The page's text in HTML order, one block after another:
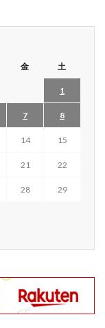
金 土
1
7 8
14 15
21 22
28 29